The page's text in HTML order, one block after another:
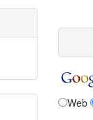
Web